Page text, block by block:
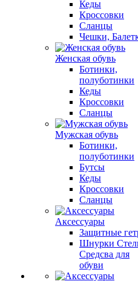
Кеды
Кроссовки
Сланцы
Чешки,
Женская обувь
Ботинки,
полуботинки
Кеды
Кроссовки
Сланцы
Мужская обувь
Ботинки,
полуботинки
Бутсы
Кеды
Кроссовки
Сланцы
Аксессуары
Защитные
Шнурки
Средсва для
обуви